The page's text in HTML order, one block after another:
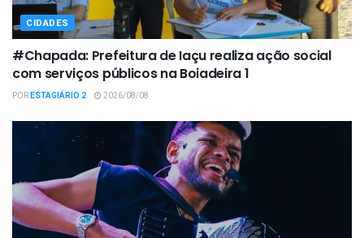
CIDADES
#Chapada: Prefeitura de Iaçu realiza ação social
com serviços públicos na Boiadeira 1
PORESTAGIÁRIO 2 2026/08/08